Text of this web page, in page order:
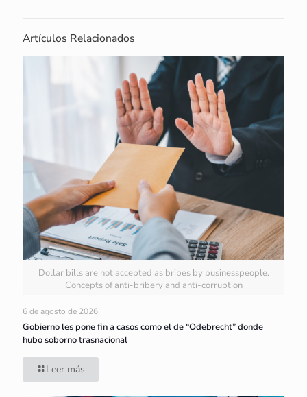
Artículos Relacionados
Dollar bills are not accepted as bribes by businesspeople.
Concepts of anti-bribery and anti-corruption
6 de agosto de 2026
Gobierno les pone fin a casos como el de “Odebrecht” donde
hubo soborno trasnacional
Leer más